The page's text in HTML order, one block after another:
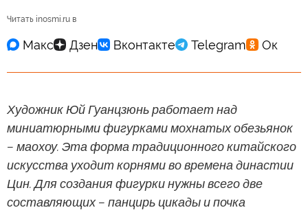
Читать inosmi.ru в
Художник Юй Гуанцзюнь работает над
миниатюрными фигурками мохнатых обезьянок
– маохоу. Эта форма традиционного китайского
искусства уходит корнями во времена династии
Цин. Для создания фигурки нужны всего две
составляющих – панцирь цикады и почка